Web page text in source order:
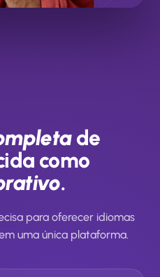
de
como
.
para oferecer idiomas
uma única plataforma.